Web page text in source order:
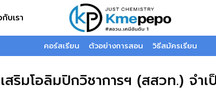
บเรา
คอร์สเรียน ตัวอย่างการสอน วิธีสมัครเรียน
ริมโอลิมปิกวิชาการฯ (สสวท.) จำเ